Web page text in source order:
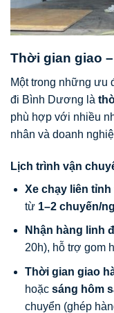
Thời gian giao
Một trong những ưu
đi Bình Dương là
phù hợp với nhiều
nhân và doanh
Lịch trình vận
Xe chạy liên
từ 1–2 chuyến/
Nhận hàng linh
20h), hỗ trợ gom
Thời gian giao
hoặc sáng hôm
chuyển (ghép